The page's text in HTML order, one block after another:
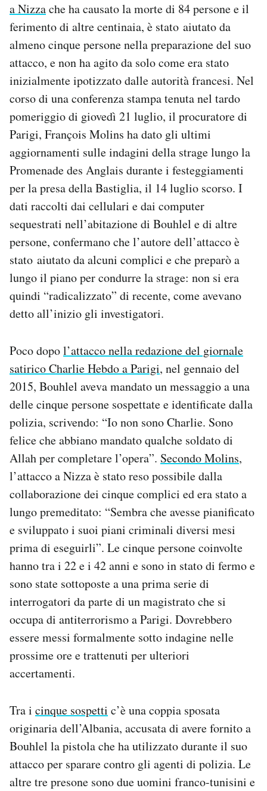
AREA PERSONALE
Area Personale
Newsletter
Notifiche mobile
Regala il Post
Hai bisogno di aiuto?
a Nizzache ha causato la morte di 84 persone e il
ferimento di altre centinaia, è stato aiutato da
almeno cinque persone nella preparazione del suo
attacco, e non ha agito da solo come era stato
inizialmente ipotizzato dalle autorità francesi. Nel
corso di una conferenza stampa tenuta nel tardo
pomeriggio di giovedì 21 luglio, il procuratore di
Parigi, François Molins ha dato gli ultimi
aggiornamenti sulle indagini della strage lungo la
Promenade des Anglais durante i festeggiamenti
per la presa della Bastiglia, il 14 luglio scorso. I
dati raccolti dai cellulari e dai computer
sequestrati nell’abitazione di Bouhlel e di altre
persone, confermano che l’autore dell’attacco è
stato aiutato da alcuni complici e che preparò a
lungo il piano per condurre la strage: non si era
quindi “radicalizzato” di recente, come avevano
detto all’inizio gli investigatori.
Poco dopol’attacco nella redazione del giornale
satirico Charlie Hebdo a Parigi, nel gennaio del
2015, Bouhlel aveva mandato un messaggio a una
delle cinque persone sospettate e identificate dalla
polizia, scrivendo: “Io non sono Charlie. Sono
felice che abbiano mandato qualche soldato di
Allah per completare l’opera”. Secondo Molins,
l’attacco a Nizza è stato reso possibile dalla
collaborazione dei cinque complici ed era stato a
lungo premeditato: “Sembra che avesse pianificato
e sviluppato i suoi piani criminali diversi mesi
prima di eseguirli”. Le cinque persone coinvolte
hanno tra i 22 e i 42 anni e sono in stato di fermo e
sono state sottoposte a una prima serie di
interrogatori da parte di un magistrato che si
occupa di antiterrorismo a Parigi. Dovrebbero
essere messi formalmente sotto indagine nelle
prossime ore e trattenuti per ulteriori
accertamenti.
Tra i cinque sospetti c’è una coppia sposata
originaria dell’Albania, accusata di avere fornito a
Bouhlel la pistola che ha utilizzato durante il suo
attacco per sparare contro gli agenti di polizia. Le
altre tre presone sono due uomini franco-tunisini e